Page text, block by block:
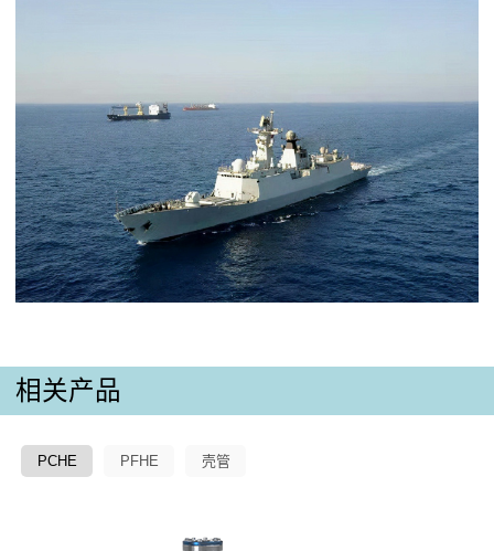
相关产品
PCHE PFHE 壳管